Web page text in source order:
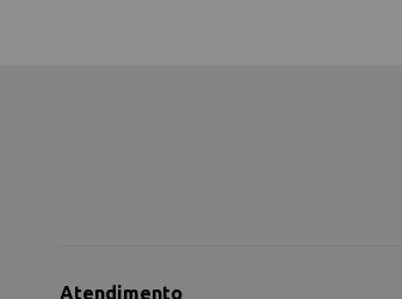
Atendimento